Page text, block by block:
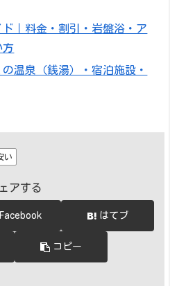
｜料金・割引・岩盤浴・ア
方
温泉（銭湯）・宿泊施設・
い
アする
Facebook はてブ
コピー